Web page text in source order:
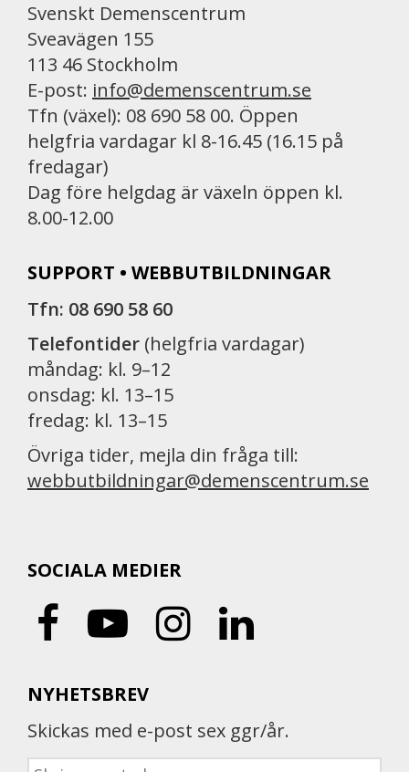
Svenskt Demenscentrum
Sveavägen 155
113 46 Stockholm
E-post: info@demenscentrum.se
Tfn (växel): 08 690 58 00. Öppen
helgfria vardagar kl 8-16.45 (16.15 på
fredagar)
Dag före helgdag är växeln öppen kl.
8.00-12.00
SUPPORT • WEBBUTBILDNINGAR
Tfn: 08 690 58 60
Telefontider (helgfria vardagar)
måndag: kl. 9–12
onsdag: kl. 13–15
fredag: kl. 13–15
Övriga tider, mejla din fråga till:
webbutbildningar@demenscentrum.se
SOCIALA MEDIER
NYHETSBREV
Skickas med e-post sex ggr/år.